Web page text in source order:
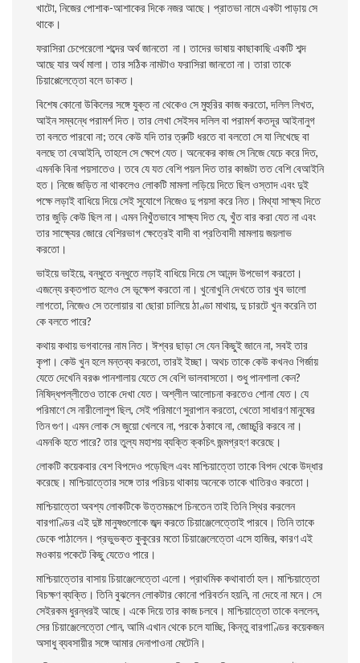
খাটো, নিজের পােশাক-আশাকের দিকে নজর আছে। প্রাতভা নামে একটা পাড়ায় সে
থাকে।
ফরাসিরা চেপেরেলো শব্দের অর্থ জানতাে না। তাদের ভাষায় কাছাকাছি একটি শব্দ
আছে যার অর্থ মালা। তার সঠিক নামটাও ফরাসিরা জানতাে না। তারা তাকে
চিয়াপ্পেলেত্তো বলে ডাকত।
বিশেষ কোনাে উকিলের সঙ্গে যুক্ত না থেকেও সে মুহুরির কাজ করতাে, দলিল লিখত,
আইন সম্বন্ধে পরামর্শ দিত। তার লেখা সেইসব দলিল বা পরামর্শ কতদূর আইনানুগ
তা বলতে পারবাে না; তবে কেউ যদি তার ত্রুটি ধরতে বা বলতাে সে যা লিখেছে বা
বলছে তা বেআইনি, তাহলে সে ক্ষেপে যেত। অনেকের কাজ সে নিজে যেচে করে দিত,
এমনকি বিনা পয়সাতেও। তবে যে যত বেশি পয়ল দিত তার কাজটা তত বেশি বেআইনি
হত। নিজে জড়িত না থাকলেও লােকটি মামলা লড়িয়ে দিতেছিল ওস্তাদ এবং দুই
পক্ষে লড়াই বাধিয়ে দিয়ে সেই সুযােগে নিজেও দু পয়সা করে নিত। মিথ্যা সাক্ষ্য দিতে
তার জুড়ি কেউ ছিল না। এমন নিখুঁতভাবে সাক্ষ্য দিত যে, খুঁত বার করা যেত না এবং
তার সাক্ষ্যের জোরে বেশিরভাগ ক্ষেত্রেই বাদী বা প্রতিবাদী মামলায় জয়লাভ
করতাে।
ভাইয়ে ভাইয়ে, বন্ধুতে বন্ধুতে লড়াই বাধিয়ে দিয়ে সে আনন্দ উপভােগ করতাে।
এজন্যে রক্তপাত হলেও সে ভূক্ষেপ করতাে না। খুনােখুনি দেখতে তার খুব ভালাে
লাগতাে, নিজেও সে তলােয়ার বা ছােরা চালিয়ে ঠাণ্ডা মাথায়, দু চারটে খুন করেনি তা
কে বলতে পারে?
কথায় কথায় ভগবানের নাম নিত। ঈশ্বর ছাড়া সে যেন কিছুই জানে না, সবই তার
কৃপা। কেউ খুন হলে মন্তব্য করতাে, তারই ইচ্ছা। অথচ তাকে কেউ কখনও গির্জায়
যেতে দেখেনি বরঞ্চ পানশালায় যেতে সে বেশি ভালবাসতাে। শুধু পানশালা কেন?
নিষিদ্ধপল্লীতেও তাকে দেখা যেত। অশ্লীল আলােচনা করতেও শােনা যেত। যে
পরিমাণে সে নারীলােলুপ ছিল, সেই পরিমাণে সুরাপান করতাে, খেতাে সাধারণ মানুষের
তিন গুণ। এমন লােক সে জুয়াে খেলবে না, পরকে ঠকাবে না, জোচ্চুরি করবে না।
এমনকি হতে পারে? তার তুল্য মহাশয় ব্যক্তি ক্কচিৎ জন্মগ্রহণ করেছে।
লােকটি কয়েকবার বেশ বিপদেও পড়েছিল এবং মাশ্চিয়াত্তো তাকে বিপদ থেকে উদ্ধার
করেছে। মাশ্চিয়াত্তোর সঙ্গে তার পরিচয় থাকায় অনেকে তাকে খাতিরও করতাে।
মাশ্চিয়াত্তো অবশ্য লােকটিকে উত্তমরূপে চিনতেন তাই তিনি স্থির করলেন
বারগাণ্ডির এই দুষ্ট মানুষগুলােকে জব্দ করতে চিয়াঞ্জেলেত্তোই পারবে। তিনি তাকে
ডেকে পাঠালেন। প্রভুভক্ত কুকুরের মতাে চিয়াঞ্জেলেত্তো এসে হাজির, কারণ এই
মওকায় পকেটে কিছু যেতেও পারে।
মাশ্চিয়াত্তোর বাসায় চিয়াঞ্জেলেত্তো এলাে। প্রাথমিক কথাবার্তা হল। মাশ্চিয়াত্তো
বিচক্ষণ ব্যক্তি। তিনি বুঝলেন লােকটার কোনাে পরিবর্তন হয়নি, না দেহে না মনে। সে
সেইরকম ধুরন্ধরই আছে। একে দিয়ে তার কাজ চলবে। মাশ্চিয়াত্তো তাকে বললেন,
সের চিয়াঞ্জেলেত্তো শােন, আমি এখান থেকে চলে যাচ্ছি, কিন্তু বারগাণ্ডির কয়েকজন
অসাধু ব্যবসায়ীর সঙ্গে আমার দেনাপাওনা মেটেনি।